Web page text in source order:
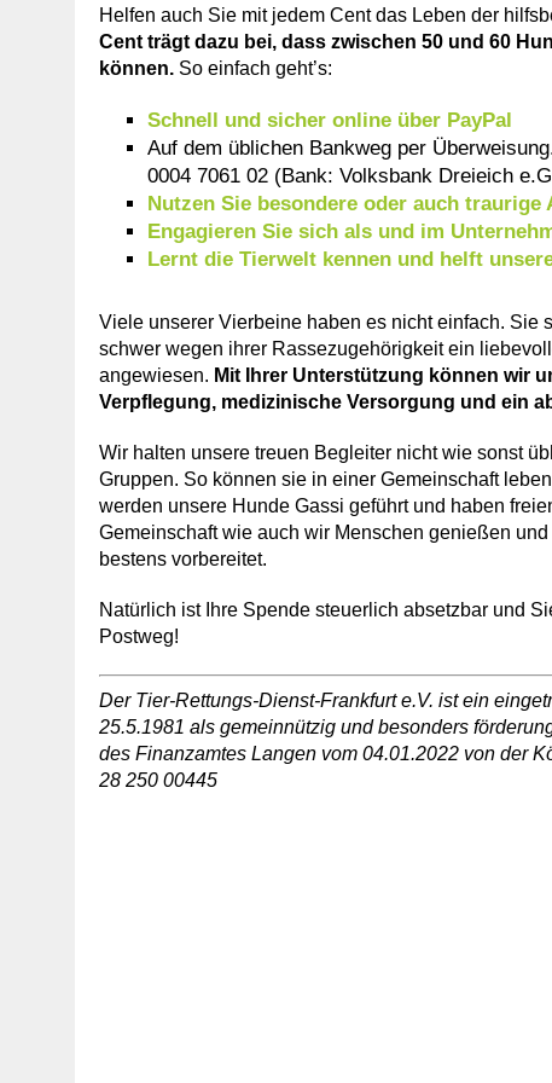
Helfen auch Sie mit jedem Cent das Leben der
Cent trägt dazu bei, dass zwischen 50 und 60
können. So einfach geht’s:
Schnell und sicher online über PayPal
Auf dem üblichen Bankweg per
0004 7061 02 (Bank: Volksbank Dreieich
Nutzen Sie besondere oder auch traurige
Engagieren Sie sich als und im
Lernt die Tierwelt kennen und helft
Viele unserer Vierbeine haben es nicht einfach. Sie
schwer wegen ihrer Rassezugehörigkeit ein
angewiesen. Mit Ihrer Unterstützung können wir
Verpflegung, medizinische Versorgung und ein
Wir halten unsere treuen Begleiter nicht wie sonst
Gruppen. So können sie in einer Gemeinschaft
werden unsere Hunde Gassi geführt und haben
Gemeinschaft wie auch wir Menschen genießen
bestens vorbereitet.
Natürlich ist Ihre Spende steuerlich absetzbar und
Postweg!
Der Tier-Rettungs-Dienst-Frankfurt e.V. ist ein
25.5.1981 als gemeinnützig und besonders
des Finanzamtes Langen vom 04.01.2022 von der
28 250 00445